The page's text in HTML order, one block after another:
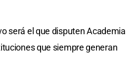
será el que disputen Academia
que siempre generan